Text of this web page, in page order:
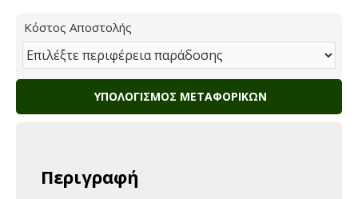
Κόστος Αποστολής
ΥΠΟΛΟΓΙΣΜΌΣ ΜΕΤΑΦΟΡΙΚΏΝ
Περιγραφή